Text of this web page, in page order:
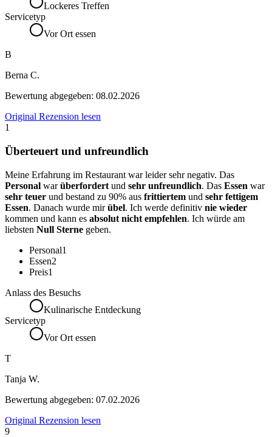
Lockeres Treffen
Servicetyp
Vor Ort essen
B
Berna C.
Bewertung abgegeben: 08.02.2026
Original Rezension lesen
1
Überteuert und unfreundlich
Meine Erfahrung im Restaurant war leider sehr negativ. Das
Personal warüberfordert und sehr unfreundlich. Das Essen war
sehr teuer und bestand zu 90% aus frittiertem und sehr fettigem
Essen. Danach wurde mirübel. Ich werde definitiv nie wieder
kommen und kann es absolut nicht empfehlen. Ich würde am
liebsten Null Sterne geben.
Personal1
Essen2
Preis1
Anlass des Besuchs
Kulinarische Entdeckung
Servicetyp
Vor Ort essen
T
Tanja W.
Bewertung abgegeben: 07.02.2026
Original Rezension lesen
9